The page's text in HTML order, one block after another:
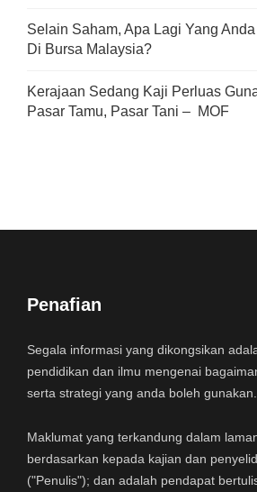
Selain Saham, Apa Lagi Yang
Di Bursa Malaysia?
Kerajaan Sedang Kaji Perluas
Pasar Tamu, Pasar Tani – MOF
Penafian
Segala informasi yang dikongsikan
pendidikan dan ilmu mengenai
serta strategi yang anda boleh gunakan.
Maklumat yang terkandung dalam
berdasarkan kepada kajian dan
("Penulis"); dan adalah pendapat